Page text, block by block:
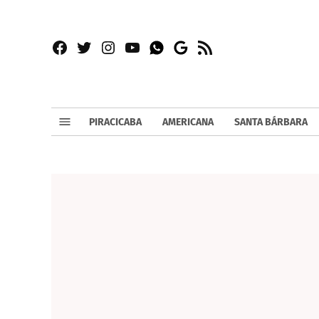
Facebook
TwitterInstagram
YouTubeWhatsapp
Google
RSS
PIRACICABA AMERICANA SANTA BÁRBARA